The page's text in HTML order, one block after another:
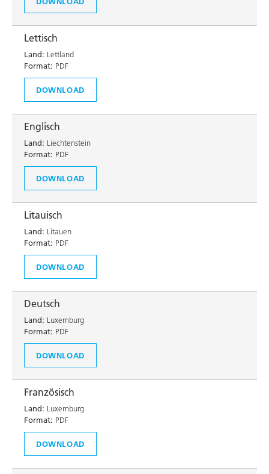
Lettisch
Land: Lettland
Format: PDF
DOWNLOAD
Englisch
Land: Liechtenstein
Format: PDF
DOWNLOAD
Litauisch
Land: Litauen
Format: PDF
DOWNLOAD
Deutsch
Land: Luxemburg
Format: PDF
DOWNLOAD
Französisch
Land: Luxemburg
Format: PDF
DOWNLOAD